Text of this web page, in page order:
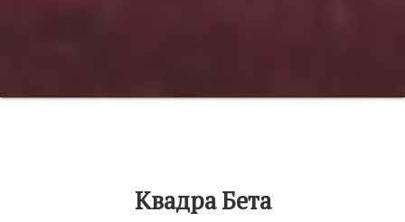
Квадра Бета